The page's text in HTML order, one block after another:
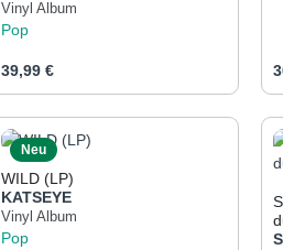
Vinyl Album
Pop
Regulärer Preis:
39,99 €
Produkt Anzahl: Gib
Neu
WILD (LP)
KATSEYE
Vinyl Album
Pop